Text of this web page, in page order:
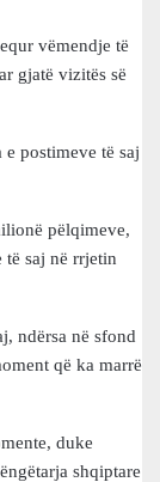
vëmendje të
gjatë vizitës së
postimeve të saj
pëlqimeve,
të saj në rrjetin
ndërsa në sfond
që ka marrë
duke
shqiptare